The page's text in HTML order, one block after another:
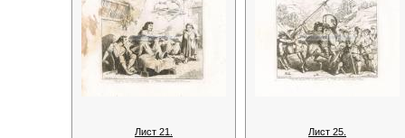
Лист 21. Лист 25.